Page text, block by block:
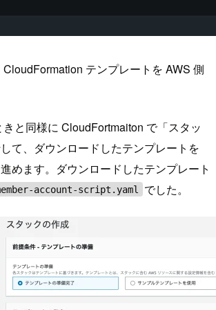
テンプレートを AWS 側
と同様に CloudFortmaiton で「スタッ
て、ダウンロードしたテンプレートを
めます。ダウンロードしたテンプレート
account-script.yaml でした。